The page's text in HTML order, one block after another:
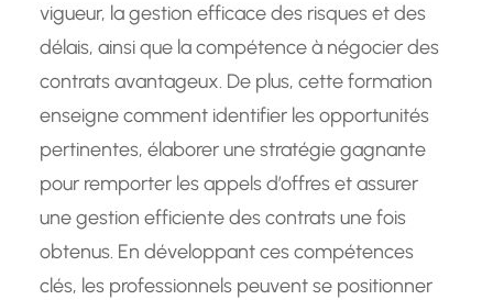
vigueur, la gestion efficace des risques et des
délais, ainsi que la compétence à négocier des
contrats avantageux. De plus, cette formation
enseigne comment identifier les opportunités
pertinentes, élaborer une stratégie gagnante
pour remporter les appels d’offres et assurer
une gestion efficiente des contrats une fois
obtenus. En développant ces compétences
clés, les professionnels peuvent se positionner